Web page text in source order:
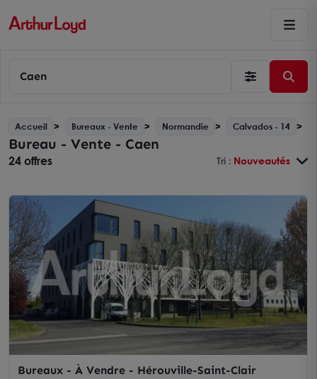
Caen
Accueil Bureaux - Vente Normandie Calvados - 14
Bureau - Vente - Caen
24 offres Tri : Nouveautés
Bureaux - À Vendre - Hérouville-Saint-Clair